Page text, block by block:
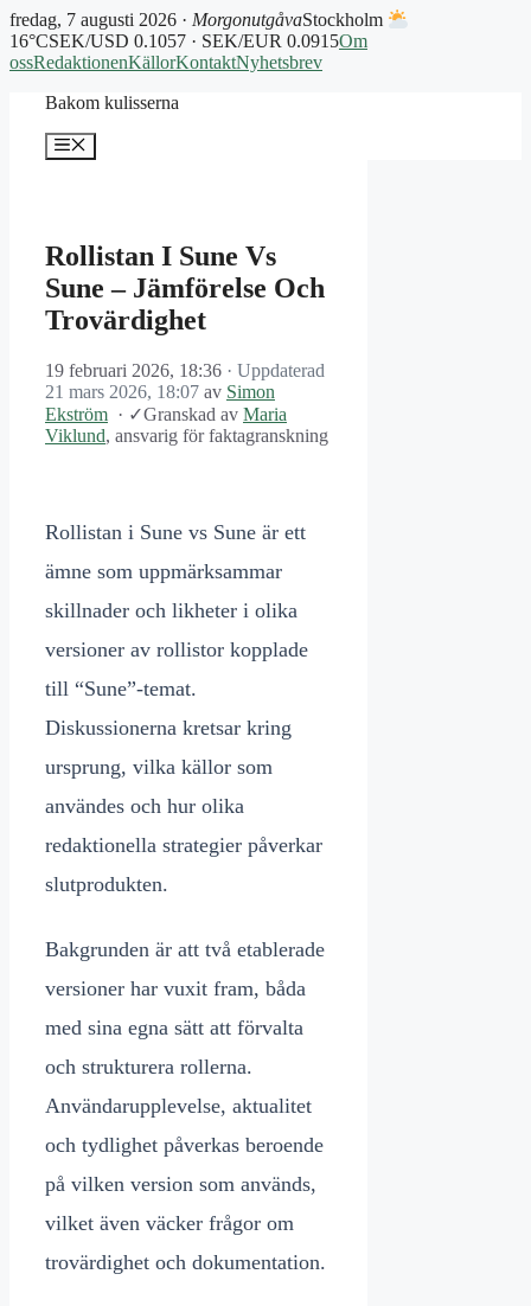
fredag, 7 augusti 2026 · MorgonutgåvaStockholm
16°CSEK/USD 0.1057 · SEK/EUR 0.0915Om
ossRedaktionenKällorKontaktNyhetsbrev
Bakom kulisserna
Meny
Rollistan I Sune Vs
Sune – Jämförelse Och
Trovärdighet
19 februari 2026, 18:36 · Uppdaterad
21 mars 2026, 18:07 av Simon
Ekström · ✓Granskad av Maria
Viklund, ansvarig för faktagranskning
Rollistan i Sune vs Sune är ett
ämne som uppmärksammar
skillnader och likheter i olika
versioner av rollistor kopplade
till “Sune”-temat.
Diskussionerna kretsar kring
ursprung, vilka källor som
användes och hur olika
redaktionella strategier påverkar
slutprodukten.
Bakgrunden är att två etablerade
versioner har vuxit fram, båda
med sina egna sätt att förvalta
och strukturera rollerna.
Användarupplevelse, aktualitet
och tydlighet påverkas beroende
på vilken version som används,
vilket även väcker frågor om
trovärdighet och dokumentation.